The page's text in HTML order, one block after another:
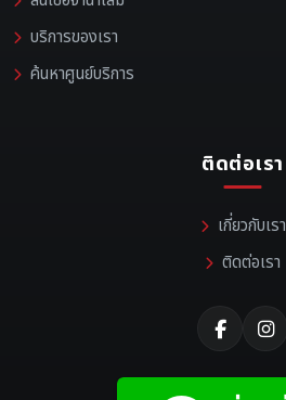
บริการของเรา
ค้นหาศูนย์บริการ
ติดต่อเรา
เกี่ยวกับเรา
ติดต่อเรา